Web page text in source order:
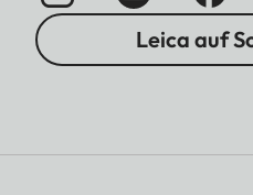
Leica auf